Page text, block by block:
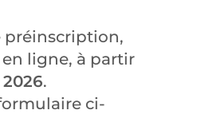
préinscription,
ligne, à partir
2026.
ci-